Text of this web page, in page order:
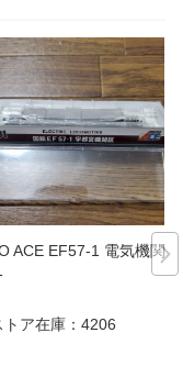
ACE EF57-1 電気機関車
ア在庫： 4206